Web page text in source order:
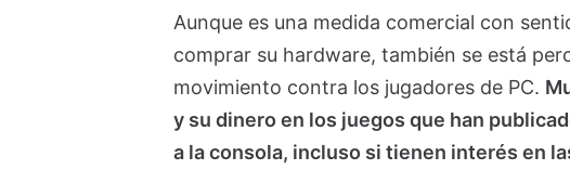
Aunque es una medida comercial con
comprar su hardware, también se está
movimiento contra los jugadores de PC.
y su dinero en los juegos que han
a la consola, incluso si tienen interés en